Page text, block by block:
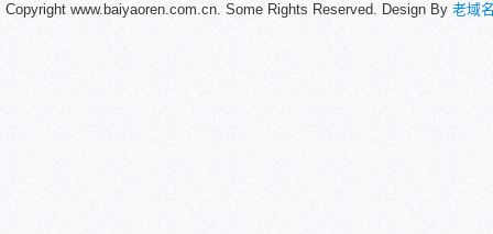
Copyright www.baiyaoren.com.cn. Some Rights Reserved. Design By 老域